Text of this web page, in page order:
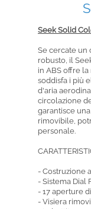
Seek Solid
Se cercate un
robusto, il
in ABS offre
soddisfa i più
d'aria
circolazione
garantisce
rimovibile,
personale.
- Costruzione
- Sistema Dial
- 17 aperture
- Visiera